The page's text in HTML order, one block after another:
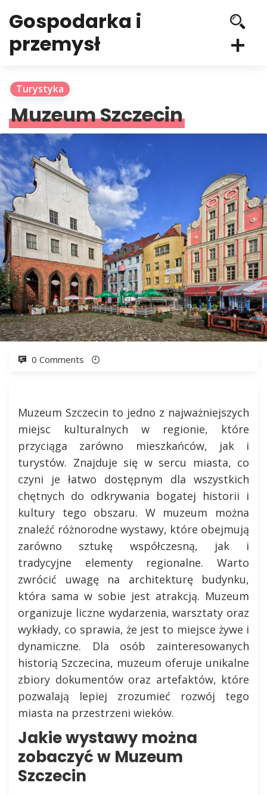
Gospodarka i
przemysł
Turystyka
Muzeum Szczecin
0 Comments
Muzeum Szczecin to jedno z najważniejszych
miejsc kulturalnych w regionie, które
przyciąga zarówno mieszkańców, jak i
turystów. Znajduje się w sercu miasta, co
czyni je łatwo dostępnym dla wszystkich
chętnych do odkrywania bogatej historii i
kultury tego obszaru. W muzeum można
znaleźć różnorodne wystawy, które obejmują
zarówno sztukę współczesną, jak i
tradycyjne elementy regionalne. Warto
zwrócić uwagę na architekturę budynku,
która sama w sobie jest atrakcją. Muzeum
organizuje liczne wydarzenia, warsztaty oraz
wykłady, co sprawia, że jest to miejsce żywe i
dynamiczne. Dla osób zainteresowanych
historią Szczecina, muzeum oferuje unikalne
zbiory dokumentów oraz artefaktów, które
pozwalają lepiej zrozumieć rozwój tego
miasta na przestrzeni wieków.
Jakie wystawy można
zobaczyć w Muzeum
Szczecin